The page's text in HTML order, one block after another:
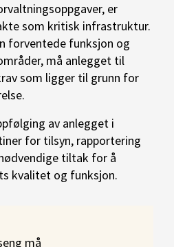
er
som kritisk infrastruktur.
forventede funksjon og
må anlegget til
som ligger til grunn for
av anlegget i
for tilsyn, rapportering
tiltak for å
kvalitet og funksjon.
må